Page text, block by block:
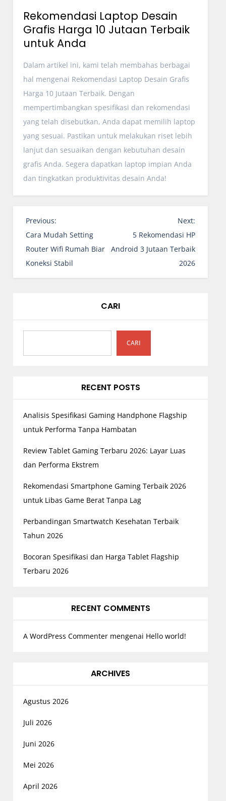
Rekomendasi Laptop Desain
Grafis Harga 10 Jutaan Terbaik
untuk Anda
Dalam artikel ini, kami telah membahas berbagai
hal mengenai Rekomendasi Laptop Desain Grafis
Harga 10 Jutaan Terbaik. Dengan
mempertimbangkan spesifikasi dan rekomendasi
yang telah disebutkan, Anda dapat memilih laptop
yang sesuai. Pastikan untuk melakukan riset lebih
lanjut dan sesuaikan dengan kebutuhan desain
grafis Anda. Segera dapatkan laptop impian Anda
dan tingkatkan produktivitas desain Anda!
N
a
v
i
g
p
s
Previous:
Cara Mudah Setting
Router Wifi Rumah Biar
Koneksi Stabil
Next:
5 Rekomendasi HP
Android 3 Jutaan Terbaik
2026
CARI
CARI
RECENT POSTS
Analisis Spesifikasi Gaming Handphone Flagship
untuk Performa Tanpa Hambatan
Review Tablet Gaming Terbaru 2026: Layar Luas
dan Performa Ekstrem
Rekomendasi Smartphone Gaming Terbaik 2026
untuk Libas Game Berat Tanpa Lag
Perbandingan Smartwatch Kesehatan Terbaik
Tahun 2026
Bocoran Spesifikasi dan Harga Tablet Flagship
Terbaru 2026
RECENT COMMENTS
A WordPress Commentermengenai Hello world!
ARCHIVES
Agustus 2026
Juli 2026
Juni 2026
Mei 2026
April 2026